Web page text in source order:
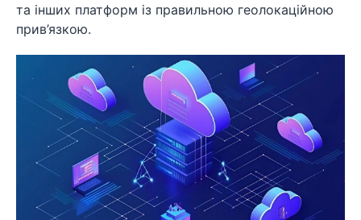
та інших платформ із правильною геолокаційною
прив’язкою.